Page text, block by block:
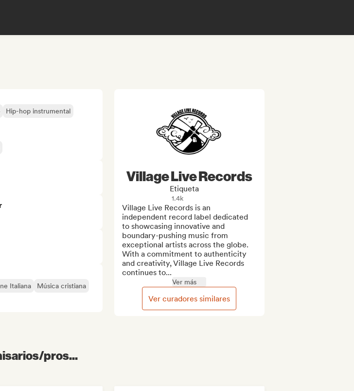
Hip-hop instrumental
Italiana
Música cristiana
Village Live Records
Etiqueta
1.4k
Village Live Records is an
independent record label dedicated
to showcasing innovative and
boundary-pushing music from
exceptional artists across the globe.
With a commitment to authenticity
and creativity, Village Live Records
continues to...
Ver más
Ver curadores similares
pros...